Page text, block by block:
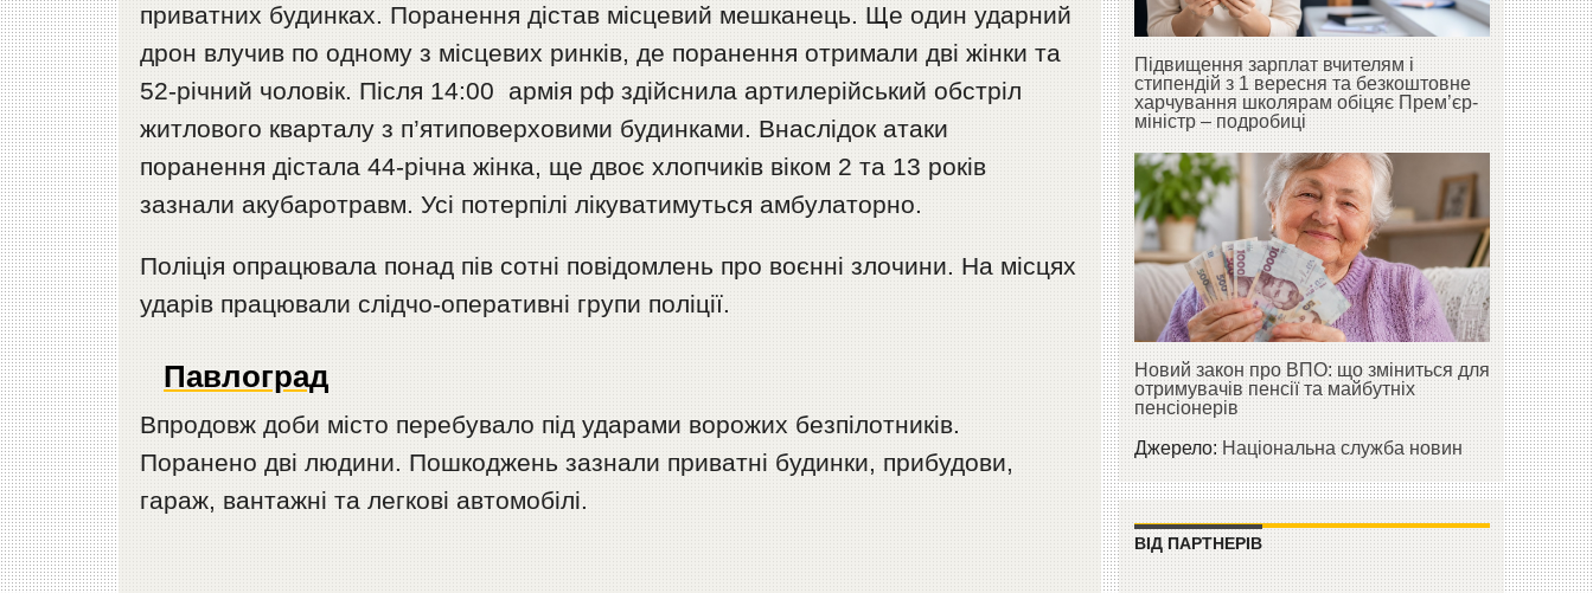
приватних будинках. Поранення дістав місцевий мешканець. Ще один ударний
дрон влучив по одному з місцевих ринків, де поранення отримали дві жінки та
52-річний чоловік. Після 14:00 армія рф здійснила артилерійський обстріл
житлового кварталу з п’ятиповерховими будинками. Внаслідок атаки
поранення дістала 44-річна жінка, ще двоє хлопчиків віком 2 та 13 років
зазнали акубаротравм. Усі потерпілі лікуватимуться амбулаторно.
Поліція опрацювала понад пів сотні повідомлень про воєнні злочини. На місцях
ударів працювали слідчо-оперативні групи поліції.
Павлоград
Впродовж доби місто перебувало під ударами ворожих безпілотників.
Поранено дві людини. Пошкоджень зазнали приватні будинки, прибудови,
гараж, вантажні та легкові автомобілі.
Підвищення зарплат вчителям і
стипендій з 1 вересня та безкоштовне
харчування школярам обіцяє Прем’єр-
міністр – подробиці
Новий закон про ВПО: що зміниться для
отримувачів пенсії та майбутніх
пенсіонерів
Джерело:Національна служба новин
ВІД ПАРТНЕРІВ